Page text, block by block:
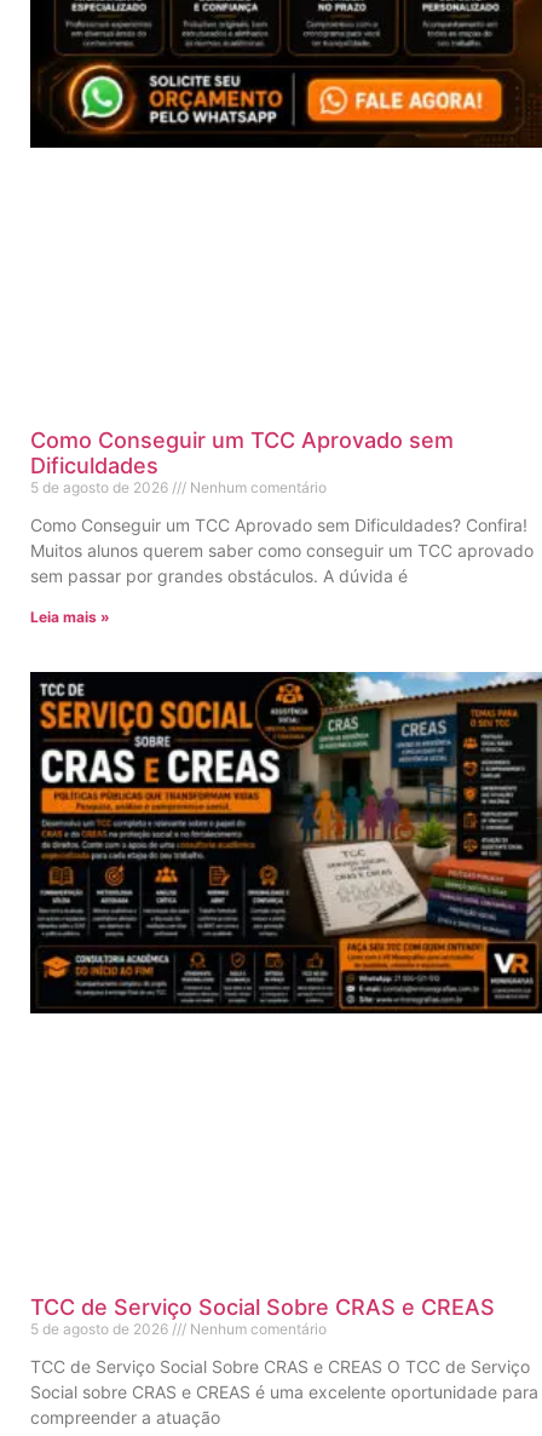
Como Conseguir um TCC Aprovado sem
Dificuldades
5 de agosto de 2026 Nenhum comentário
Como Conseguir um TCC Aprovado sem Dificuldades? Confira!
Muitos alunos querem saber como conseguir um TCC aprovado
sem passar por grandes obstáculos. A dúvida é
Leia mais »
TCC de Serviço Social Sobre CRAS e CREAS
5 de agosto de 2026 Nenhum comentário
TCC de Serviço Social Sobre CRAS e CREAS O TCC de Serviço
Social sobre CRAS e CREAS é uma excelente oportunidade para
compreender a atuação